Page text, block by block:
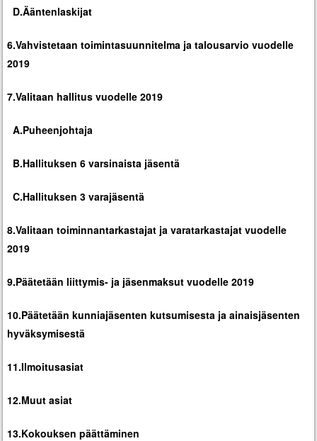
D.Ääntenlaskijat
6.Vahvistetaan toimintasuunnitelma ja talousarvio vuodelle
2019
7.Valitaan hallitus vuodelle 2019
A.Puheenjohtaja
B.Hallituksen 6 varsinaista jäsentä
C.Hallituksen 3 varajäsentä
8.Valitaan toiminnantarkastajat ja varatarkastajat vuodelle
2019
9.Päätetään liittymis- ja jäsenmaksut vuodelle 2019
10.Päätetään kunniajäsenten kutsumisesta ja ainaisjäsenten
hyväksymisestä
11.Ilmoitusasiat
12.Muut asiat
13.Kokouksen päättäminen